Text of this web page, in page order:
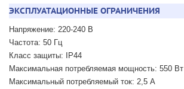
ЭКСПЛУАТАЦИОННЫЕ ОГРАНИЧЕНИЯ
Напряжение: 220-240 В
Частота: 50 Гц
Класс защиты: IP44
Максимальная потребляемая мощность: 550 Вт
Максимальный потребляемый ток: 2,5 А